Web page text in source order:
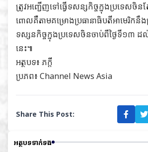
ត្រូវអញ្ជើញទៅធ្វើទសន្សកិច្ចក្នុងប្រទេសចិនត
ពោលគឺតាមគម្រោងប្រធានាធិបតីអាមេរិកនឹ
ទស្សនកិច្ចក្នុងប្រទេសចិនចាប់ពីថ្ងៃទី១៣ ដ
នេះ៕
អត្ថបទ៖ ភក្តី
ប្រភព៖ Channel News Asia
Share This Post:
អត្ថបទទាក់ទង